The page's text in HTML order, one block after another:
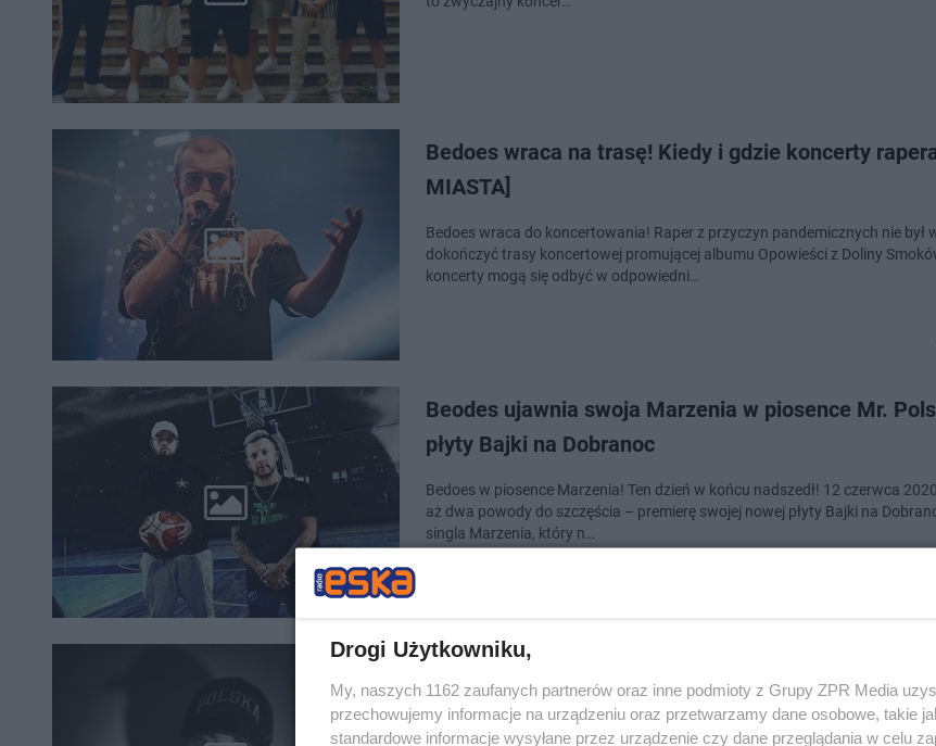
Bedoes wraca na trasę! Kiedy i gdzie koncerty
MIASTA]
Bedoes wraca do koncertowania! Raper z przyczyn pandemicznych nie był
dokończyć trasy koncertowej promującej albumu Opowieści z Doliny
koncerty mogą się odbyć w odpowiedni…
Beodes ujawnia swoja Marzenia w piosence Mr.
płyty Bajki na Dobranoc
Bedoes w piosence Marzenia! Ten dzień w końcu nadszedł! 12 czerwca
aż dwa powody do szczęścia – premierę swojej nowej płyty Bajki na
singla Marzenia, który n…
Bedoes nagrał odpowiedź na Hot16Challenge. Raper
30 tysięcy na zbiórkę dla lekarzy!
Drogi Użytkowniku,
My, naszych 1162 zaufanych partnerów oraz inne podmioty z Grupy ZPR Media
przechowujemy informacje na urządzeniu oraz przetwarzamy dane osobowe, takie
standardowe informacje wysyłane przez urządzenie czy dane przeglądania w celu